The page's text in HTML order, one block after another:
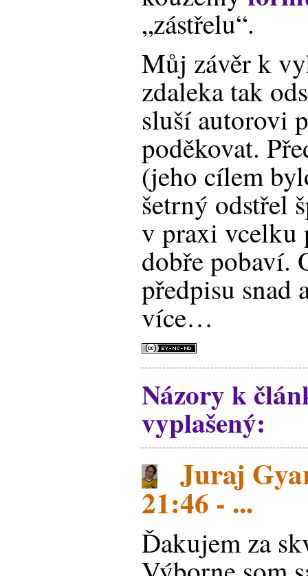
„zástřelu“.
Můj závěr k
zdaleka tak
sluší autorovi
poděkovat.
(jeho cílem
šetrný odstřel
v praxi vcelku
dobře pobaví.
předpisu snad
více…
Názory k
vyplašený:
Juraj
21:46 - ...
Ďakujem za